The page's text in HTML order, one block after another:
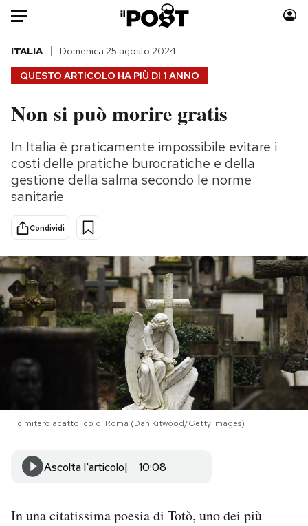
Auto
HOME
Italia
Politica
Tecnologia
Internet
Scienza
Cultura
Economia
Sport
Moda
Consumismi
Storie/Idee
Altrecose
Mondiali calcio 2026
PODCAST
NEWSLETTER
I MIEI PREFERITI
SHOP
CALENDARIO
QUESTO ARTICOLO HA PIÙ DI 1 ANNO
ITALIA Domenica 25 agosto 2024
Non si può morire gratis
In Italia è praticamente impossibile evitare i
costi delle pratiche burocratiche e della
gestione della salma secondo le norme
sanitarie
Condividi
Il cimitero acattolico di Roma (Dan Kitwood/Getty Images)
Ascolta l'articolo 10:08
In una citatissima poesia di Totò, uno dei più